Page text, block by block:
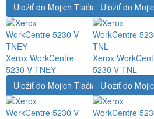
Uložiť do Mojich Tlačiarní
Xerox WorkCentre
5230 V TNEY
Uložiť do
Xerox
5230 V TNL
Uložiť do Mojich TlačiarníUložiť do